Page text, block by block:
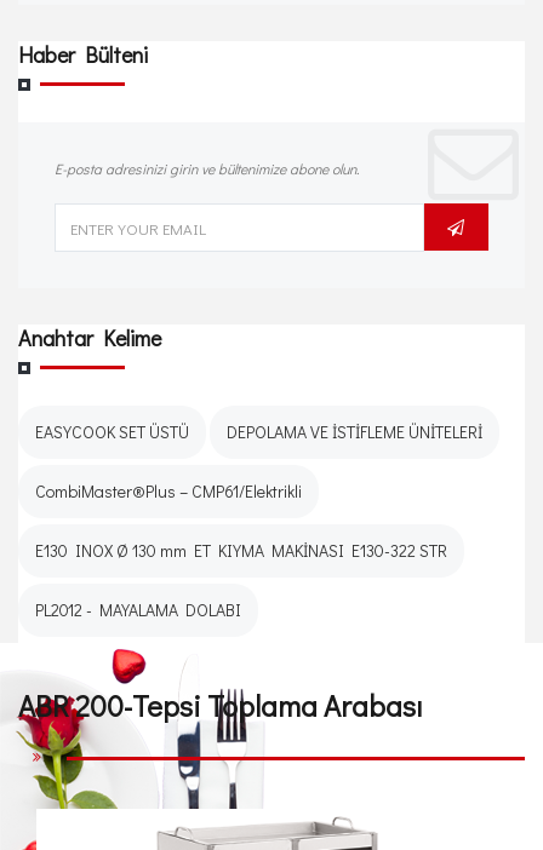
Haber Bülteni
E-posta adresinizi girin ve bültenimize abone olun.
Anahtar Kelime
EASYCOOK SET ÜSTÜ DEPOLAMA VE İSTİFLEME ÜNİTELERİ
CombiMaster®Plus – CMP61/Elektrikli
E130 INOX Ø 130 mm ET KIYMA MAKİNASI E130-322 STR
PL2012 - MAYALAMA DOLABI
ABR 200-Tepsi Toplama Arabası